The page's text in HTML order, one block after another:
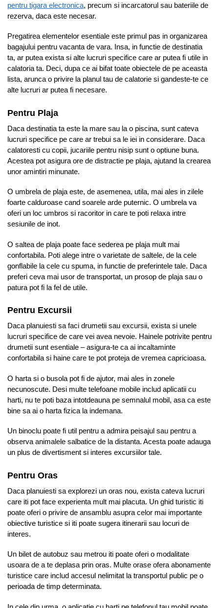
pentru tigara electronica, precum si incarcatorul sau bateriile de
rezerva, daca este necesar.
Pregatirea elementelor esentiale este primul pas in organizarea
bagajului pentru vacanta de vara. Insa, in functie de destinatia
ta, ar putea exista si alte lucruri specifice care ar putea fi utile in
calatoria ta. Deci, dupa ce ai bifat toate obiectele de pe aceasta
lista, arunca o privire la planul tau de calatorie si gandeste-te ce
alte lucruri ar putea fi necesare.
Pentru Plaja
Daca destinatia ta este la mare sau la o piscina, sunt cateva
lucruri specifice pe care ar trebui sa le iei in considerare. Daca
calatoresti cu copii, jucariile pentru nisip sunt o optiune buna.
Acestea pot asigura ore de distractie pe plaja, ajutand la crearea
unor amintiri minunate.
O umbrela de plaja este, de asemenea, utila, mai ales in zilele
foarte calduroase cand soarele arde puternic. O umbrela va
oferi un loc umbros si racoritor in care te poti relaxa intre
sesiunile de inot.
O saltea de plaja poate face sederea pe plaja mult mai
confortabila. Poti alege intre o varietate de saltele, de la cele
gonflabile la cele cu spuma, in functie de preferintele tale. Daca
preferi ceva mai usor de transportat, un prosop de plaja sau o
patura pot fi la fel de utile.
Pentru Excursii
Daca planuiesti sa faci drumetii sau excursii, exista si unele
lucruri specifice de care vei avea nevoie. Hainele potrivite pentru
drumetii sunt esentiale – asigura-te ca ai incaltaminte
confortabila si haine care te pot proteja de vremea capricioasa.
O harta si o busola pot fi de ajutor, mai ales in zonele
necunoscute. Desi multe telefoane mobile includ aplicatii cu
harti, nu te poti baza intotdeauna pe semnalul mobil, asa ca este
bine sa ai o harta fizica la indemana.
Un binoclu poate fi util pentru a admira peisajul sau pentru a
observa animalele salbatice de la distanta. Acesta poate adauga
un plus de divertisment si interes excursiilor tale.
Pentru Oras
Daca planuiesti sa explorezi un oras nou, exista cateva lucruri
care iti pot face experienta mult mai placuta. Un ghid turistic iti
poate oferi o privire de ansamblu asupra celor mai importante
obiective turistice si iti poate sugera itinerarii sau locuri de
interes.
Un bilet de autobuz sau metrou iti poate oferi o modalitate
usoara de a te deplasa prin oras. Multe orase ofera abonamente
turistice care includ accesul nelimitat la transportul public pe o
perioada de timp determinata.